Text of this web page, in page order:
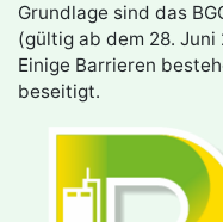
Grundlage sind das
(gültig ab dem 28. Juni
Einige Barrieren
beseitigt.